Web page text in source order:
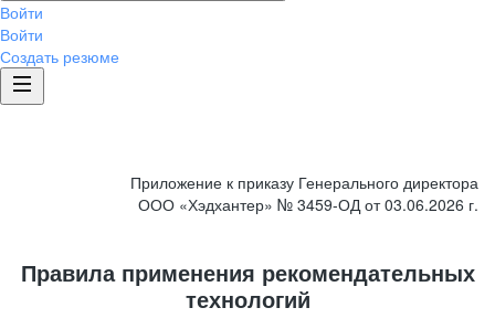
Войти
Войти
Создать резюме
Приложение к приказу Генерального директора
ООО «Хэдхантер» № 3459-ОД от 03.06.2026 г.
Правила применения рекомендательных
технологий